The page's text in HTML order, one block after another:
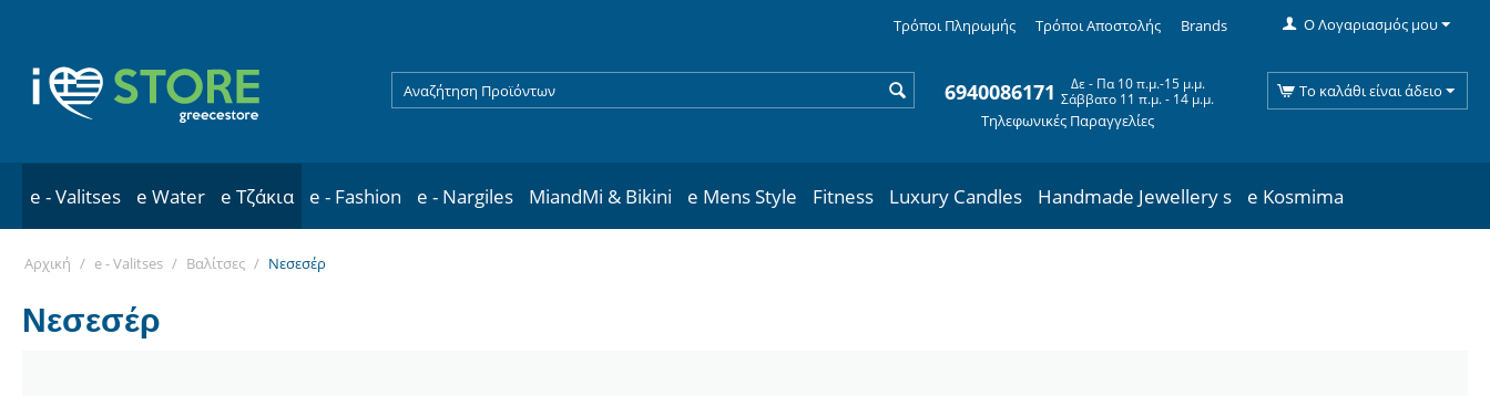
Ο Λογαριασμός μου
Τρόποι Πληρωμής Τρόποι Αποστολής Brands
6940086171
Δε - Πα 10 π.μ.-15 μ.μ.
Σάββατο 11 π.μ. - 14 μ.μ.
Τηλεφωνικές Παραγγελίες
Το καλάθι είναι άδειο
e - Valitses e Water e Τζάκια e - Fashion e - Nargiles MiandMi & Bikini e Mens Style Fitness Luxury Candles Handmade Jewellery s e Kosmima
Αρχική / e - Valitses / Βαλίτσες / Νεσεσέρ
Νεσεσέρ